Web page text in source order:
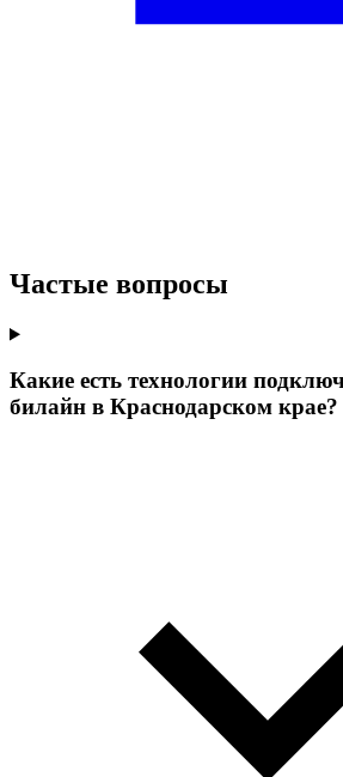
Частые вопросы
Какие есть технологии
билайн в Краснодарском крае?